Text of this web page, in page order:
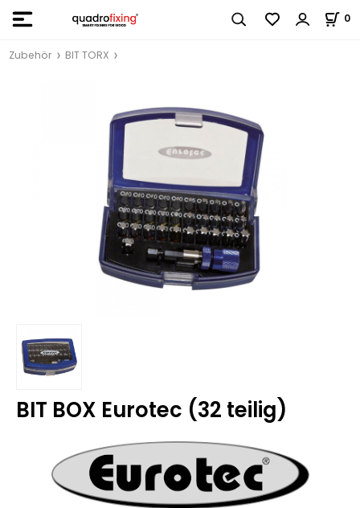
0
Zubehör BIT TORX
BIT BOX Eurotec (32 teilig)